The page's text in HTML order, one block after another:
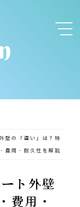
壁の「違い」は？特
費用・耐久性を解説
ト外壁
費用・